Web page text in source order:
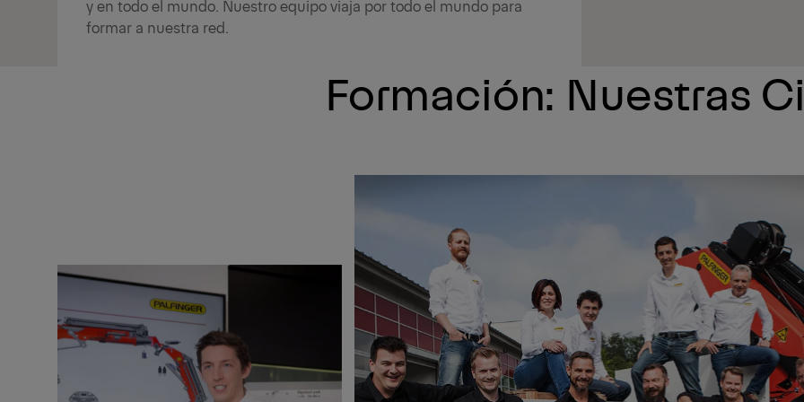
y en todo el mundo. Nuestro equipo viaja por todo el mundo para
formar a nuestra red.
Formación: Nuestras